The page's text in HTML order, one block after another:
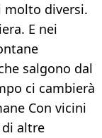
molto diversi.
E nei
salgono dal
ci cambierà
Con vicini
altre